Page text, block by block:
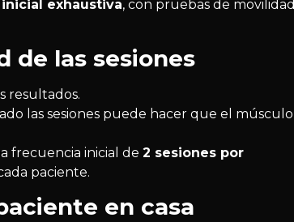
exhaustiva, con pruebas de movilidad
de las sesiones
resultados.
las sesiones puede hacer que el músculo
frecuencia inicial de 2 sesiones por
paciente.
en casa